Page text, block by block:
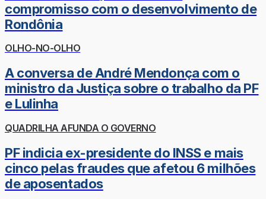
compromisso com o desenvolvimento de
Rondônia
OLHO-NO-OLHO
A conversa de André Mendonça com o
ministro da Justiça sobre o trabalho da PF
e Lulinha
QUADRILHA AFUNDA O GOVERNO
PF indicia ex-presidente do INSS e mais
cinco pelas fraudes que afetou 6 milhões
de aposentados